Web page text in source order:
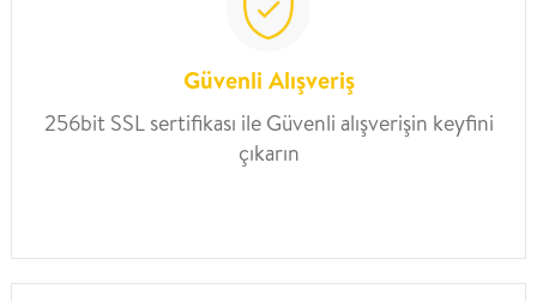
Güvenli Alışveriş
256bit SSL sertifikası ile Güvenli alışverişin keyfini
çıkarın